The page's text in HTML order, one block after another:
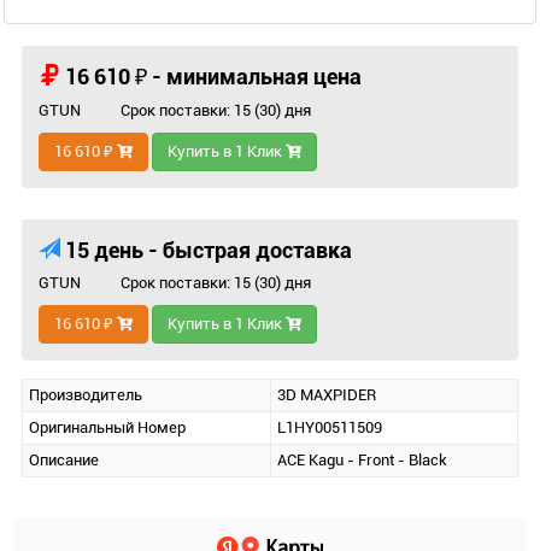
16 610 ₽ - минимальная цена
GTUN Срок поставки: 15 (30) дня
16 610 ₽ Купить в 1 Клик
15 день - быстрая доставка
GTUN Срок поставки: 15 (30) дня
16 610 ₽ Купить в 1 Клик
Производитель
3D MAXPIDER
Оригинальный Номер
L1HY00511509
Описание
ACE Kagu - Front - Black